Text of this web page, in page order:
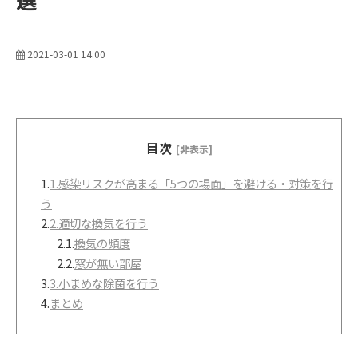
2021-03-01 14:00
目次 [非表示]
1.1.感染リスクが高まる「5つの場面」を避ける・対策を行
う
2.2.適切な換気を行う
2.1.換気の頻度
2.2.窓が無い部屋
3.3.小まめな除菌を行う
4.まとめ